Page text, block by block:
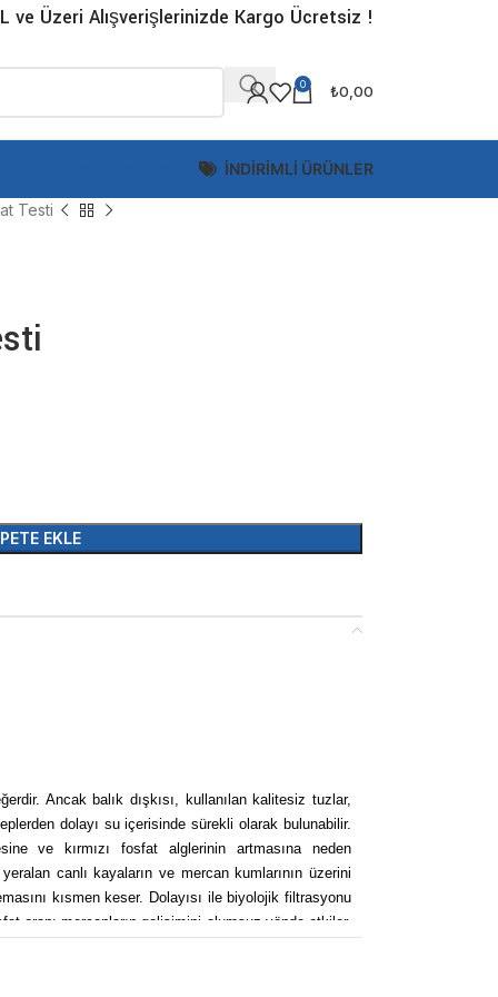
ve Üzeri Alışverişlerinizde Kargo Ücretsiz !
0 ₺0,00
İNDİRİMLİ ÜRÜNLER
Testi
EKLE
Ancak balık dışkısı, kullanılan kalitesiz tuzlar,
dolayı su içerisinde sürekli olarak bulunabilir.
ve kırmızı fosfat alglerinin artmasına neden
canlı kayaların ve mercan kumlarının üzerini
kısmen keser. Dolayısı ile biyolojik filtrasyonu
oranı mercanların gelişimini olumsuz yönde etkiler.